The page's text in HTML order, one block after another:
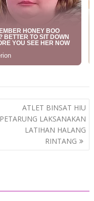
ATLET BINSAT HIU
PETARUNG LAKSANAKAN
LATIHAN HALANG
RINTANG